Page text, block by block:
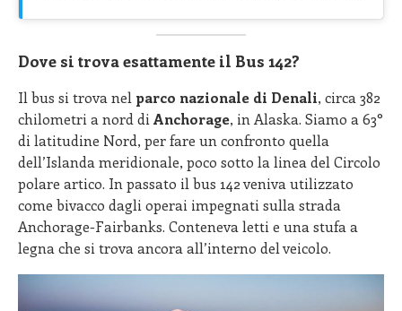
Dove si trova esattamente il Bus 142?
Il bus si trova nel parco nazionale di Denali, circa 382
chilometri a nord di Anchorage, in Alaska. Siamo a 63°
di latitudine Nord, per fare un confronto quella
dell’Islanda meridionale, poco sotto la linea del Circolo
polare artico. In passato il bus 142 veniva utilizzato
come bivacco dagli operai impegnati sulla strada
Anchorage-Fairbanks. Conteneva letti e una stufa a
legna che si trova ancora all’interno del veicolo.